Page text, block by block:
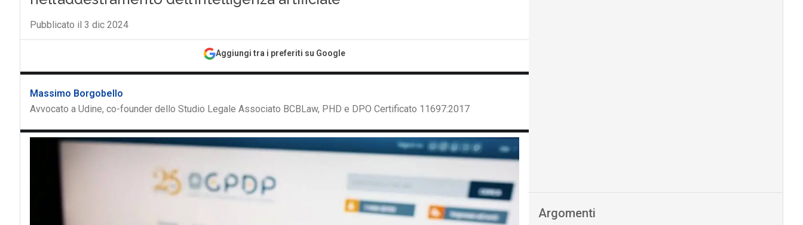
Pubblicato il 3 dic 2024
Aggiungi tra i preferiti su Google
Massimo Borgobello
Avvocato a Udine, co-founder dello Studio Legale Associato BCBLaw, PHD e DPO Certificato 11697:2017
Argomenti